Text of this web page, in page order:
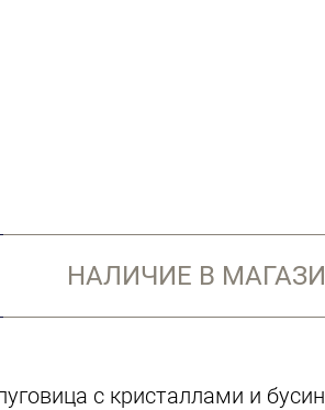
НАЛИЧИЕ В
с кристаллами и